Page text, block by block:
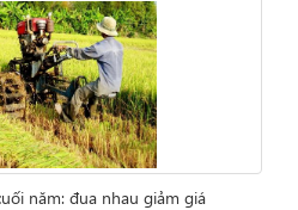
năm: đua nhau giảm giá